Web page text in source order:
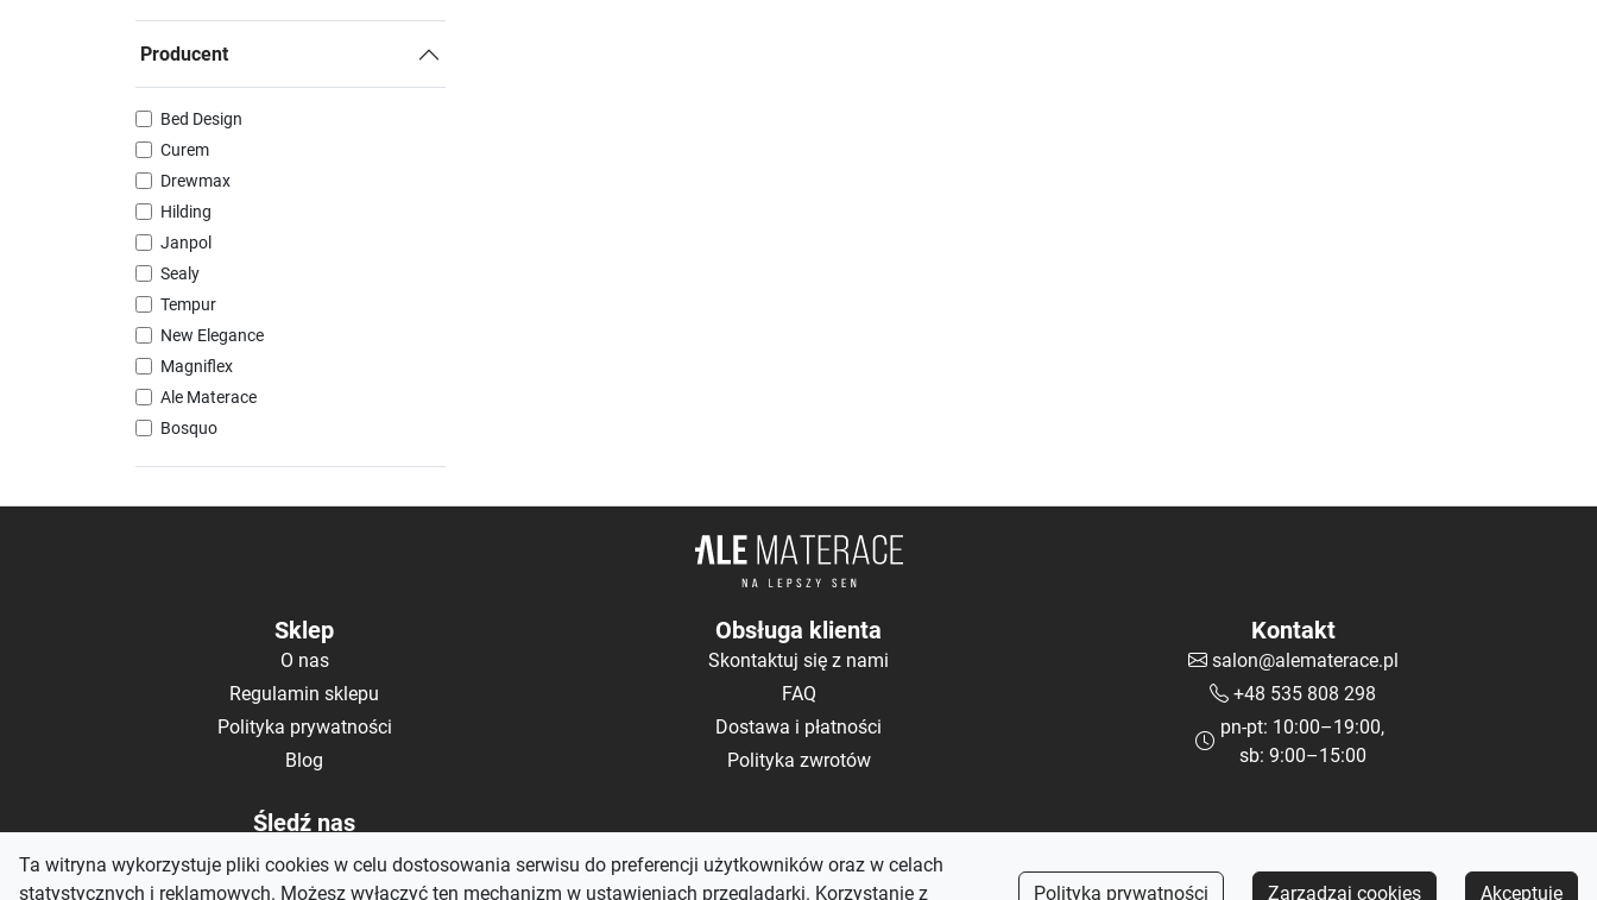
Producent
Bed Design
Curem
Drewmax
Hilding
Janpol
Sealy
Tempur
New Elegance
Magniflex
Ale Materace
Bosquo
Ta witryna wykorzystuje pliki cookies w celu dostosowania serwisu do preferencji użytkowników oraz w celach
statystycznych i reklamowych. Możesz wyłączyć ten mechanizm w ustawieniach przeglądarki. Korzystanie z
Polityka prywatności Zarządzaj cookies Akceptuję
Sklep
O nas
Regulamin sklepu
Polityka prywatności
Blog
Obsługa klienta
Skontaktuj się z nami
FAQ
Dostawa i płatności
Polityka zwrotów
Kontakt
salon@alematerace.pl
+48 535 808 298
pn-pt: 10:00–19:00,
sb: 9:00–15:00
Śledź nas